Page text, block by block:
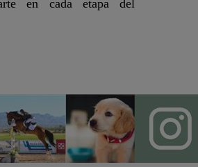
en cada etapa del